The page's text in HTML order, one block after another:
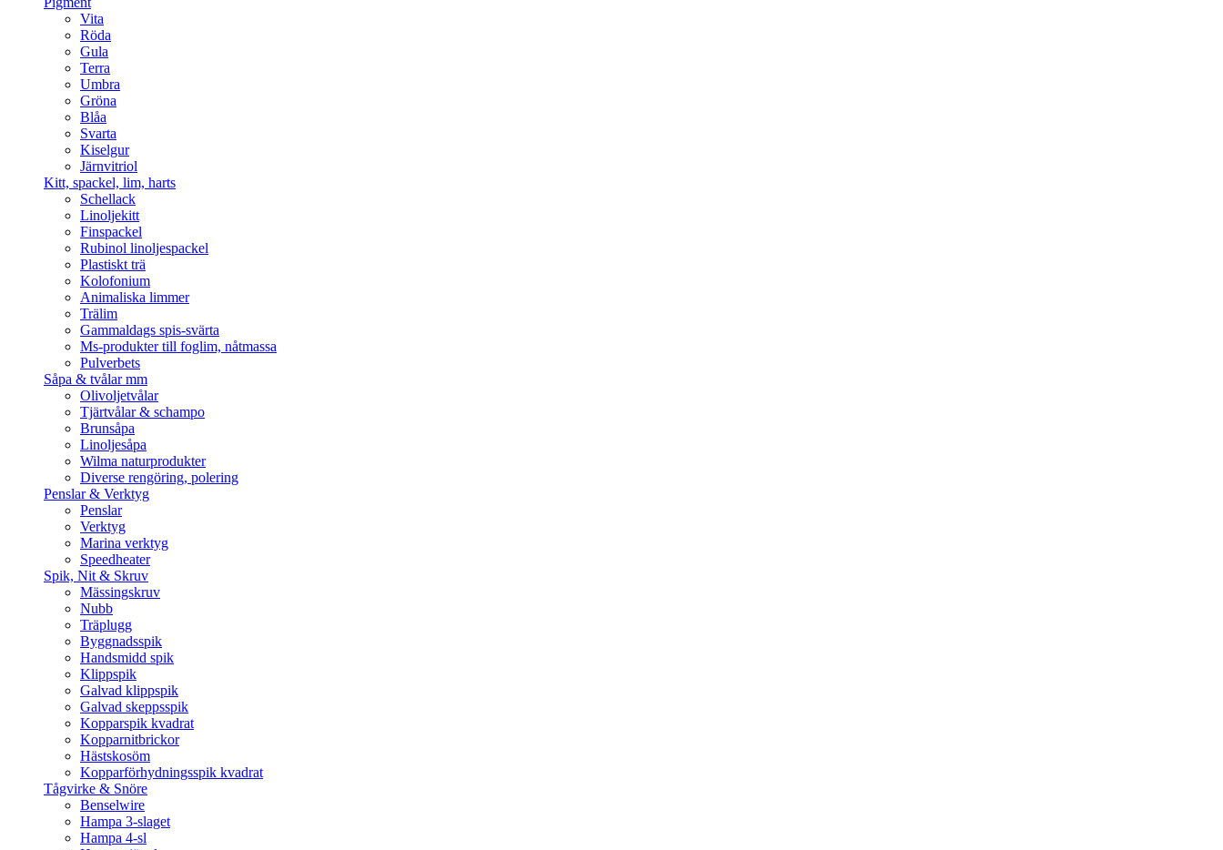
Vita
Röda
Gula
Terra
Umbra
Gröna
Blåa
Svarta
Kiselgur
Järnvitriol
Kitt, spackel, lim, harts
Schellack
Linoljekitt
Finspackel
Rubinol linoljespackel
Plastiskt trä
Kolofonium
Animaliska limmer
Trälim
Gammaldags spis-svärta
Ms-produkter till foglim, nåtmassa
Pulverbets
Såpa & tvålar mm
Olivoljetvålar
Tjärtvålar & schampo
Brunsåpa
Linoljesåpa
Wilma naturprodukter
Diverse rengöring, polering
Penslar & Verktyg
Penslar
Verktyg
Marina verktyg
Speedheater
Spik, Nit & Skruv
Mässingskruv
Nubb
Träplugg
Byggnadsspik
Handsmidd spik
Klippspik
Galvad klippspik
Galvad skeppsspik
Kopparspik kvadrat
Kopparnitbrickor
Hästskosöm
Kopparförhydningsspik kvadrat
Tågvirke & Snöre
Benselwire
Hampa 3-slaget
Hampa 4-sl